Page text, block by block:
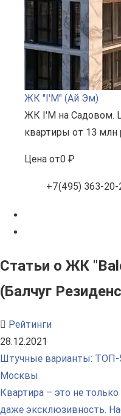
ЖК "I'M" (Ай Эм)
ЖК I'M на Садовом.
квартиры от 13 млн
Цена от0 ₽
+7(495) 363-20-
Статьи о ЖК
(Балчуг
Рейтинги
28.12.2021
Штучные варианты: ТОП-
Москвы
Квартира – это не
даже эксклюзивность.